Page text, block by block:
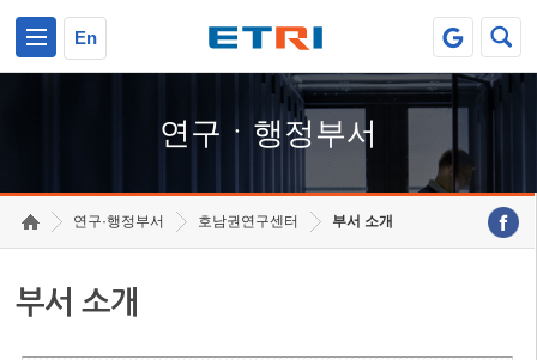
En
연구ㆍ행정부서
연구·행정부서 호남권연구센터 부서 소개
부서 소개